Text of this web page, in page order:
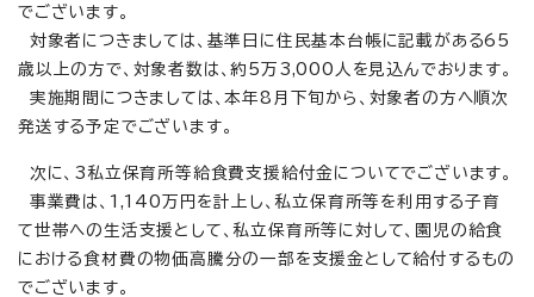
でございます。
対象者につきましては、基準日に住民基本台帳に記載がある65
歳以上の方で、対象者数は、約5万3,000人を見込んでおります。
実施期間につきましては、本年8月下旬から、対象者の方へ順次
発送する予定でございます。
次に、3私立保育所等給食費支援給付金についてでございます。
事業費は、1,140万円を計上し、私立保育所等を利用する子育
て世帯への生活支援として、私立保育所等に対して、園児の給食
における食材費の物価高騰分の一部を支援金として給付するもの
でございます。